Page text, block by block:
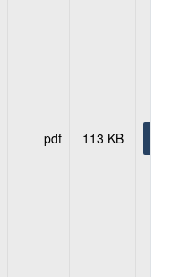
pdf 113 KB